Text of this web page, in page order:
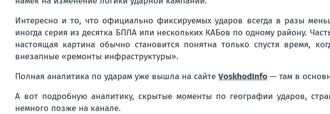
Интересно и то, что официально фиксируемых ударов всегда в разы
иногда серия из десятка БПЛА или нескольких КАБов по одному району.
настоящая картина обычно становится понятна только спустя время,
внезапные «ремонты инфраструктуры».
Полная аналитика по ударам уже вышла на сайте VoskhodInfo — там в
А вот подробную аналитику, скрытые моменты по географии ударов,
немного позже на канале.